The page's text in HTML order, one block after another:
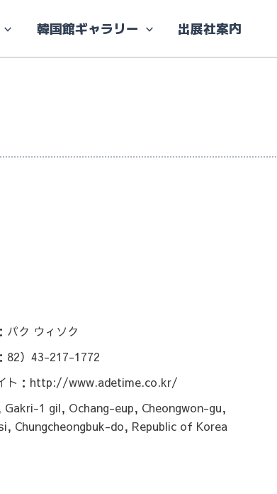
韓国館ギャラリー 出展社案内
パク ウィソク
82）43-217-1772
ト：http://www.adetime.co.kr/
Gakri-1 gil, Ochang-eup, Cheongwon-gu,
Chungcheongbuk-do, Republic of Korea